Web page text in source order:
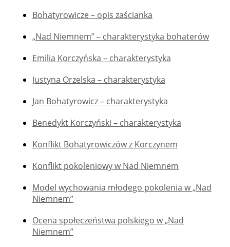
Bohatyrowicze – opis zaścianka
„Nad Niemnem” – charakterystyka bohaterów
Emilia Korczyńska – charakterystyka
Justyna Orzelska – charakterystyka
Jan Bohatyrowicz – charakterystyka
Benedykt Korczyński – charakterystyka
Konflikt Bohatyrowiczów z Korczynem
Konflikt pokoleniowy w Nad Niemnem
Model wychowania młodego pokolenia w „Nad
Niemnem”
Ocena społeczeństwa polskiego w „Nad
Niemnem”